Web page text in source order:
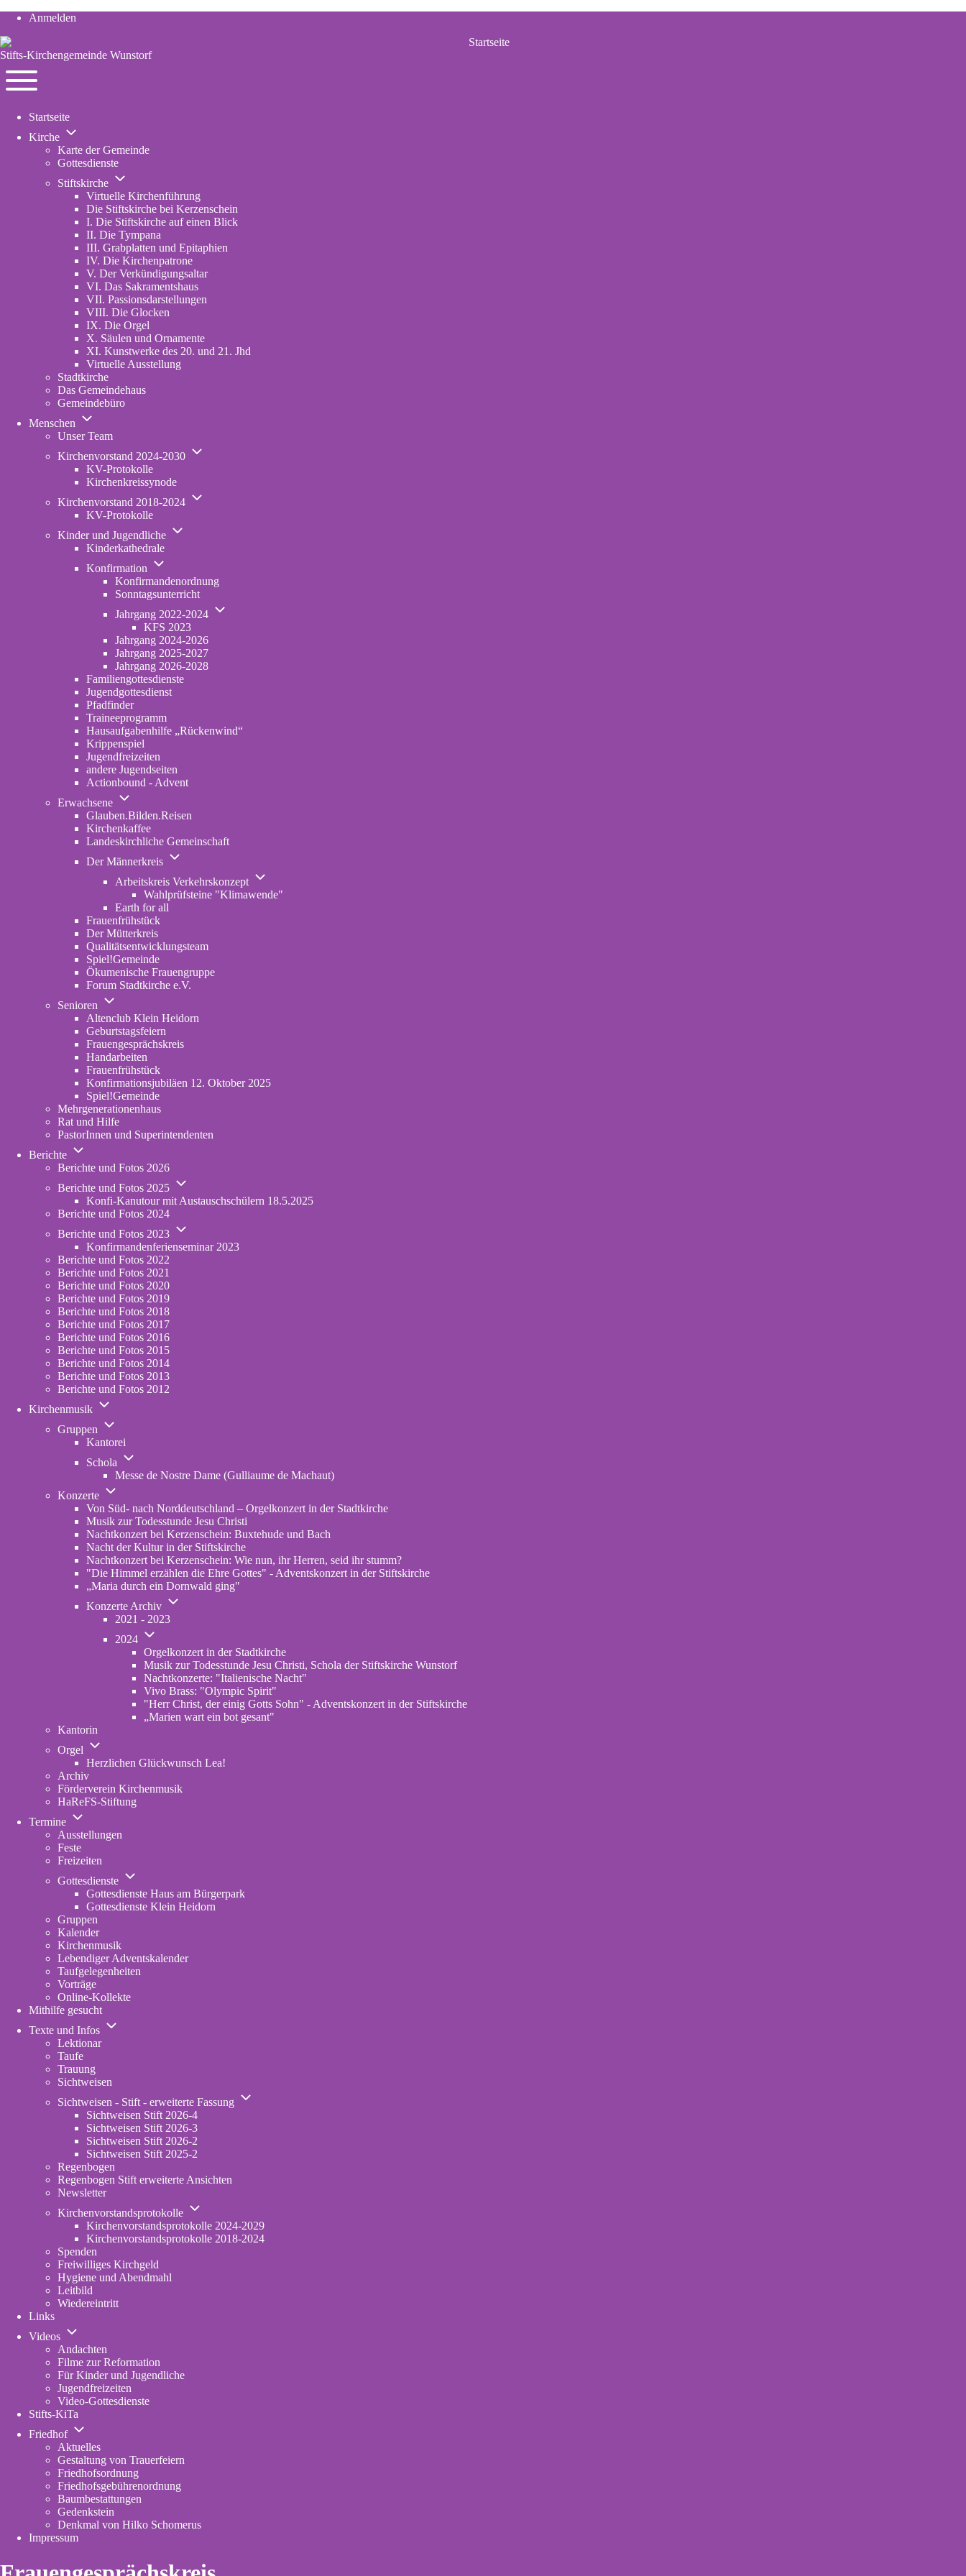
User
account
menu
Anmelden
Stifts-Kirchengemeinde Wunstorf
Navigation
main
Startseite
Kirche
Unternavigation
Kirche
Karte der Gemeinde
Gottesdienste
Stiftskirche
Unternavigation
Stiftskirche
Virtuelle Kirchenführung
Die Stiftskirche bei Kerzenschein
I. Die Stiftskirche auf einen Blick
II. Die Tympana
III. Grabplatten und Epitaphien
IV. Die Kirchenpatrone
V. Der Verkündigungsaltar
VI. Das Sakramentshaus
VII. Passionsdarstellungen
VIII. Die Glocken
IX. Die Orgel
X. Säulen und Ornamente
XI. Kunstwerke des 20. und 21. Jhd
Virtuelle Ausstellung
Stadtkirche
Das Gemeindehaus
Gemeindebüro
Menschen
Unternavigation
Menschen
Unser Team
Kirchenvorstand 2024-2030
Unternavigation
2030
KV-Protokolle
Kirchenkreissynode
Kirchenvorstand 2018-2024
Unternavigation
KV-Protokolle
Kinder und Jugendliche
Unternavigation
Jugendliche
Kinderkathedrale
Konfirmation
Unternavigation
Konfirmation
Konfirmandenordnung
Sonntagsunterricht
Jahrgang 2022-2024
Unternavigation
KFS 2023
Jahrgang 2024-2026
Jahrgang 2025-2027
Jahrgang 2026-2028
Familiengottesdienste
Jugendgottesdienst
Pfadfinder(opens
in
new
tab)
Traineeprogramm
Hausaufgabenhilfe „Rückenwind“
Krippenspiel
Jugendfreizeiten
andere Jugendseiten
Actionbound - Advent
Erwachsene
Unternavigation
Erwachsene
Glauben.Bilden.Reisen
new
Kirchenkaffee
Landeskirchliche Gemeinschaft
Der Männerkreis
Unternavigation
Der
Männerkreis
Arbeitskreis Verkehrskonzept
Unternavigation
Arbeitskreis
Wahlprüfsteine "Klimawende"
Earth for all
Frauenfrühstück
Der Mütterkreis
Qualitätsentwicklungsteam
Spiel!Gemeinde
Ökumenische Frauengruppe
Forum Stadtkirche e.V.
tab)
Senioren
Unternavigation
Senioren
Altenclub Klein Heidorn
Geburtstagsfeiern
Frauengesprächskreis
Handarbeiten
Frauenfrühstück
Konfirmationsjubiläen 12. Oktober 2025
Spiel!Gemeinde
Mehrgenerationenhaus
new
Rat und Hilfe
PastorInnen und Superintendenten
Berichte
Unternavigation
Berichte
Berichte und Fotos 2026
Berichte und Fotos 2025
Unternavigation
Berichte
Fotos
2025
Konfi-Kanutour mit Austauschschülern 18.5.2025
Berichte und Fotos 2024
Berichte und Fotos 2023
Unternavigation
Berichte
Konfirmandenferienseminar 2023
Berichte und Fotos 2022
Berichte und Fotos 2021
Berichte und Fotos 2020
Berichte und Fotos 2019
Berichte und Fotos 2018
Berichte und Fotos 2017
Berichte und Fotos 2016
Berichte und Fotos 2015
Berichte und Fotos 2014
Berichte und Fotos 2013
Berichte und Fotos 2012
Kirchenmusik
Unternavigation
Kirchenmusik
Gruppen
Unternavigation
Gruppen
Kantorei
Schola
Unternavigation
Schola
Messe de Nostre Dame (Gulliaume de Machaut)
Konzerte
Unternavigation
Konzerte
Von Süd- nach Norddeutschland – Orgelkonzert in der Stadtkirche
Musik zur Todesstunde Jesu Christi
Nachtkonzert bei Kerzenschein: Buxtehude und Bach
Nacht der Kultur in der Stiftskirche
Nachtkonzert bei Kerzenschein: Wie nun, ihr Herren, seid ihr stumm?
"Die Himmel erzählen die Ehre Gottes" - Adventskonzert in der Stiftskirche
„Maria durch ein Dornwald ging"
Konzerte Archiv
Unternavigation
Konzerte
2021 - 2023
2024
Unternavigation
2024
Orgelkonzert in der Stadtkirche
Musik zur Todesstunde Jesu Christi, Schola der Stiftskirche Wunstorf
Nachtkonzerte: "Italienische Nacht"
Vivo Brass: "Olympic Spirit"
"Herr Christ, der einig Gotts Sohn" - Adventskonzert in der Stiftskirche
„Marien wart ein bot gesant"
Kantorin
Orgel
Unternavigation
Orgel
Herzlichen Glückwunsch Lea!
Archiv
Förderverein Kirchenmusik
HaReFS-Stiftung
Termine
Unternavigation
Termine
Ausstellungen
Feste
Freizeiten
Gottesdienste
Unternavigation
Gottesdienste
Gottesdienste Haus am Bürgerpark
Gottesdienste Klein Heidorn
Gruppen
Kalender
Kirchenmusik
Lebendiger Adventskalender
Taufgelegenheiten
Vorträge
Online-Kollekte
Mithilfe gesucht
Texte und Infos
Unternavigation
Lektionar
Taufe
Trauung
Sichtweisen
Sichtweisen - Stift - erweiterte Fassung
Unternavigation
Sichtweisen Stift 2026-4
Sichtweisen Stift 2026-3
Sichtweisen Stift 2026-2
Sichtweisen Stift 2025-2
Regenbogen
Regenbogen Stift erweiterte Ansichten
Newsletter
Kirchenvorstandsprotokolle
Unternavigation
Kirchenvorstandsprotokolle
Kirchenvorstandsprotokolle 2024-2029
Kirchenvorstandsprotokolle 2018-2024
Spenden
Freiwilliges Kirchgeld
Hygiene und Abendmahl
Leitbild
Wiedereintritt
Links
Videos
Unternavigation
Videos
Andachten
Filme zur Reformation
Für Kinder und Jugendliche
Jugendfreizeiten
Video-Gottesdienste
Stifts-KiTa
in
tab)
Friedhof
Unternavigation
Friedhof
Aktuelles
Gestaltung von Trauerfeiern
Friedhofsordnung
Friedhofsgebührenordnung
tab)
Baumbestattungen
Gedenkstein
Denkmal von Hilko Schomerus
Impressum